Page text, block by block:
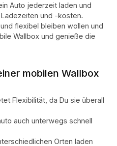
Auto jederzeit laden und
und -kosten.
flexibel bleiben wollen und
Wallbox und genieße die
mobilen Wallbox
Flexibilität, da Du sie überall
auch unterwegs schnell
Orten laden